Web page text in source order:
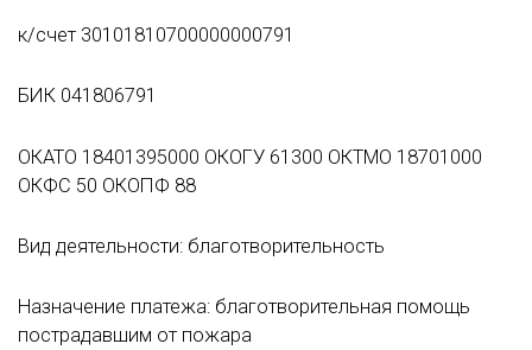
к/счет 30101810700000000791
БИК 041806791
ОКАТО 18401395000 ОКОГУ 61300 ОКТМО 18701000
ОКФС 50 ОКОПФ 88
Вид деятельности: благотворительность
Назначение платежа: благотворительная помощь
пострадавшим от пожара